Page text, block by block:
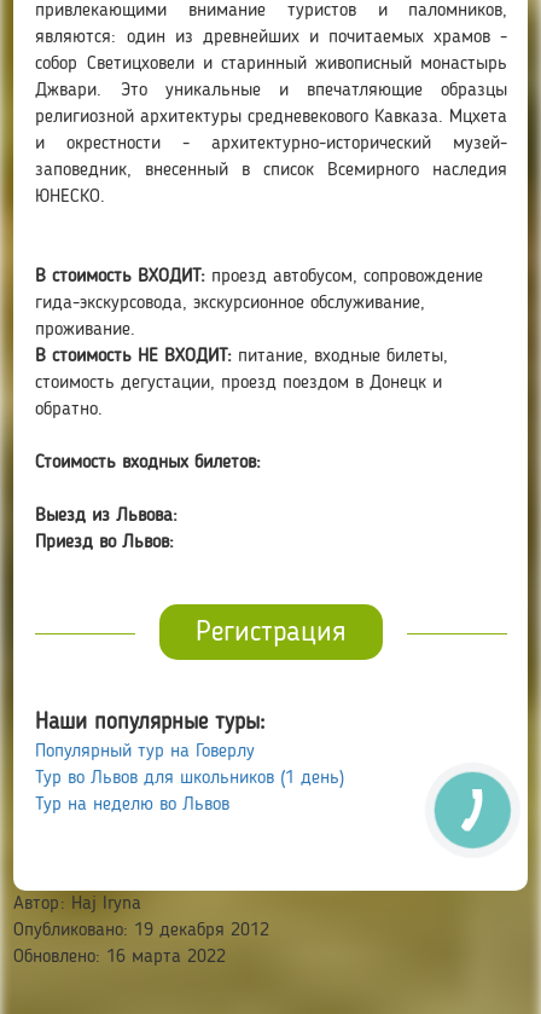
привлекающими внимание туристов и паломников,
являются: один из древнейших и почитаемых храмов -
собор Светицховели и старинный живописный монастырь
Джвари. Это уникальные и впечатляющие образцы
религиозной архитектуры средневекового Кавказа. Мцхета
и окрестности - архитектурно-исторический музей-
заповедник, внесенный в список Всемирного наследия
ЮНЕСКО.
В стоимость ВХОДИТ: проезд автобусом, сопровождение
гида-экскурсовода, экскурсионное обслуживание,
проживание.
В стоимость НЕ ВХОДИТ: питание, входные билеты,
стоимость дегустации, проезд поездом в Донецк и
обратно.
Стоимость входных билетов:
Выезд из Львова:
Приезд во Львов:
Регистрация
Наши популярные туры:
Популярный тур на Говерлу
Тур во Львов для школьников (1 день)
Тур на неделю во Львов
Автор: Haj Iryna
Опубликовано: 19 декабря 2012
Обновлено: 16 марта 2022